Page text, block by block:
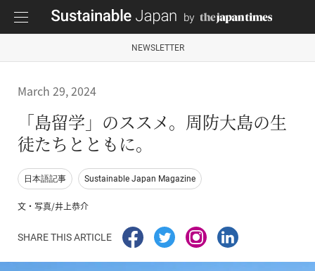
NEWSLETTER
March 29, 2024
「島留学」のススメ。周防大島の生
徒たちとともに。
日本語記事 Sustainable Japan Magazine
文・写真/井上恭介
SHARE THIS ARTICLE